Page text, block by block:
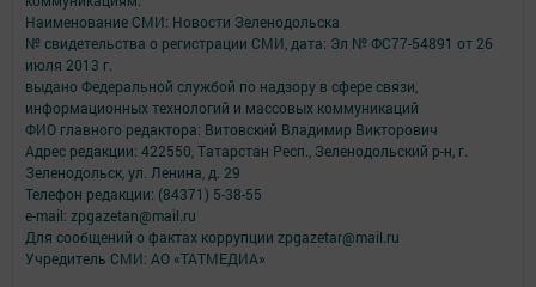
Наименование СМИ: Новости Зеленодольска
№ свидетельства о регистрации СМИ, дата: Эл № ФС77-54891 от 26
июля 2013 г.
выдано Федеральной службой по надзору в сфере связи,
информационных технологий и массовых коммуникаций
ФИО главного редактора: Витовский Владимир Викторович
Адрес редакции: 422550, Татарстан Респ., Зеленодольский р-н, г.
Зеленодольск, ул. Ленина, д. 29
Телефон редакции: (84371) 5-38-55
e-mail: zpgazetan@mail.ru
Для сообщений о фактах коррупции zpgazetar@mail.ru
Учредитель СМИ: АО «ТАТМЕДИА»